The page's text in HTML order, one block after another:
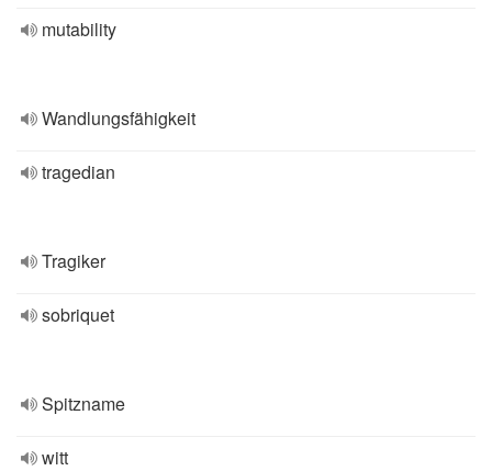
mutability
Wandlungsfähigkeit
tragedian
Tragiker
sobriquet
Spitzname
witt